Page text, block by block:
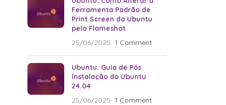
Ferramenta Padrão de
Print Screen do Ubuntu
pelo Flameshot
25/06/2025 1 Comment
Ubuntu: Guia de Pós
Instalação do Ubuntu
24.04
25/06/2025 1 Comment